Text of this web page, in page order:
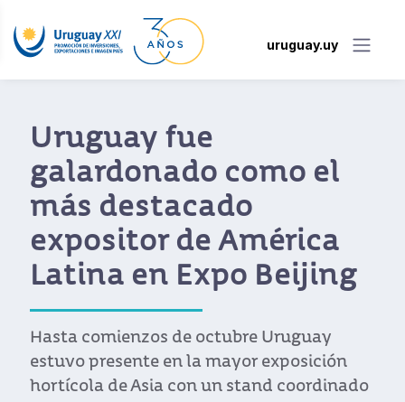
uruguay.uy
Uruguay fue
galardonado como el
más destacado
expositor de América
Latina en Expo Beijing
Hasta comienzos de octubre Uruguay
estuvo presente en la mayor exposición
hortícola de Asia con un stand coordinado